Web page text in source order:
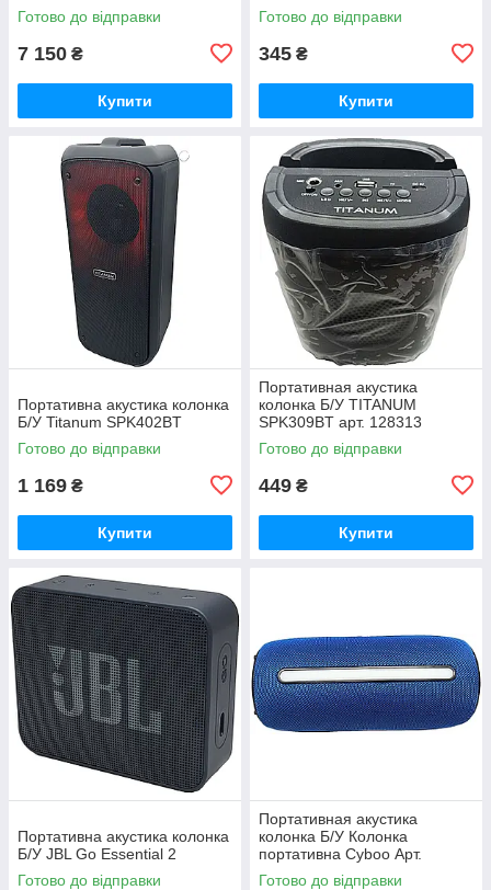
Готово до відправки
7 150 ₴
Купити
Готово до відправки
345 ₴
Купити
Портативна акустика колонка
Б/У Titanum SPK402BT
Готово до відправки
1 169 ₴
Купити
Портативная акустика
колонка Б/У TITANUM
SPK309BT арт. 128313
Готово до відправки
449 ₴
Купити
Портативна акустика колонка
Б/У JBL Go Essential 2
Готово до відправки
Портативная акустика
колонка Б/У Колонка
портативна Cyboo Арт.
105269
Готово до відправки